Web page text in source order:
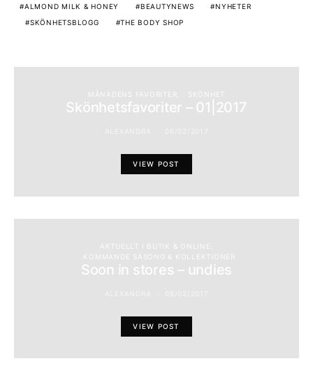
ALMOND MILK & HONEY BEAUTYNEWS
NYHETER
SKÖNHETSBLOGG
THE BODY SHOP
MÅNADENS FAVORITER
Skönhetsfavoriter – 01|2017
VIEW POST
AKTUELLT I BUTIK & ONLINE
KOMMANDE SÄSONG & KOLLEKTIONER
Soon in stores – undies
VIEW POST